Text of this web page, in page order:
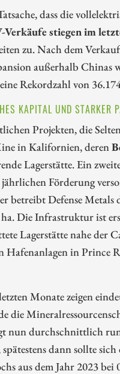
dass die
Verkäufe stiegen im
zu. Nach dem
außerhalb
Rekordzahl von
KAPITAL UND STARKER
Projekten, die
in Kalifornien, deren
Lagerstätte. Ein
Förderung
Defense Metals
Die Infrastruktur ist
Lagerstätte nahe
Hafenanlagen in Prince
Monate zeigen
die
nun durchschnittlich
spätestens dann sollte
aus dem Jahr 2023